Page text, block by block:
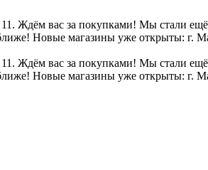
Ждём вас за покупками! Мы стали
Новые магазины уже открыты: г.
Ждём вас за покупками! Мы стали
Новые магазины уже открыты: г.